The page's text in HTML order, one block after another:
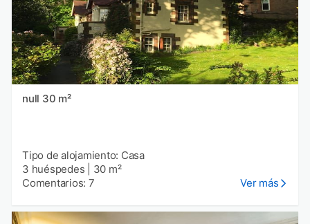
null 30 m²
Tipo de alojamiento: Casa
3 huéspedes
30 m²
Comentarios: 7
Ver más